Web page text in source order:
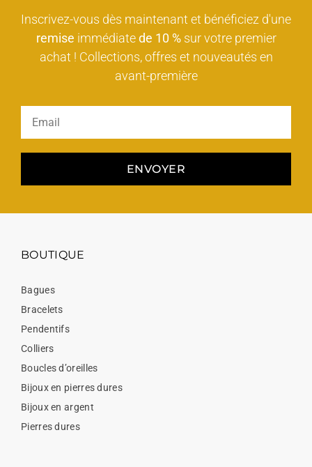
Inscrivez-vous dès maintenant et bénéficiez d'une
remise immédiatede 10 %sur votre premier
achat ! Collections, offres et nouveautés en
avant-première
ENVOYER
BOUTIQUE
Bagues
Bracelets
Pendentifs
Colliers
Boucles d’oreilles
Bijoux en pierres dures
Bijoux en argent
Pierres dures